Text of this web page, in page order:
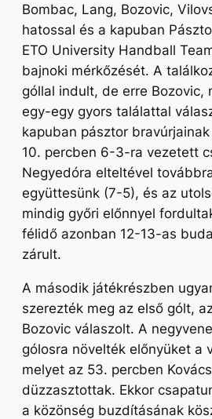
Bombac, Lang, Bozovic,
hatossal és a kapuban
ETO University Handball
bajnoki mérkőzését. A
góllal indult, de erre Bozovic,
egy-egy gyors találattal
kapuban pásztor
10. percben 6-3-ra vezetett
Negyedóra elteltével
együttesünk (7-5), és az
mindig győri előnnyel
félidő azonban 12-13-as
zárult.
A második játékrészben
szerezték meg az első gólt,
Bozovic válaszolt. A
gólosra növelték előnyüket a
melyet az 53. percben
düzzasztottak. Ekkor
a közönség buzdításának